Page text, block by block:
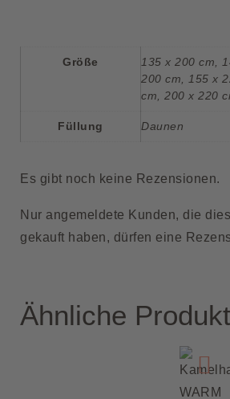
Größe 135 x 200 cm,
200 cm, 155 x
cm, 200 x 220
Füllung Daunen
Es gibt noch keine Rezensionen.
Nur angemeldete Kunden, die
gekauft haben, dürfen eine
Ähnliche